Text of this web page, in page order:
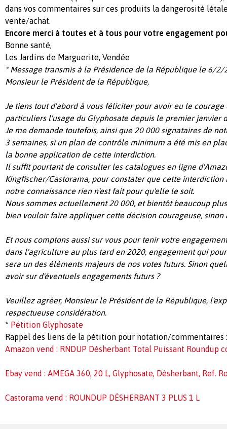
dans vos commentaires sur ces produits la dangerosité
vente/achat.
Encore merci à toutes et à tous pour votre engagement
Bonne santé,
Les Jardins de Marguerite, Vendée
* Message transmis à la Présidence de la République le 6/2/
Monsieur le Président de la République,
Je tiens tout d'abord à vous féliciter pour avoir eu le
particuliers l'usage du Glyphosate depuis le premier janvier
Je me demande toutefois, ainsi que 20 000 signataires de
3 semaines, si un plan de contrôle minimum a été mis en
la bonne application de cette interdiction.
Il suffit pourtant de consulter les catalogues en ligne
Kingfischer/Castorama, pour constater que cette interdiction
notre connaissance rien n'est fait pour qu'elle le soit.
Nous sommes actuellement 20 000, et bientôt beaucoup
bien vouloir faire appliquer cette décision courageuse, sinon
Et nous comptons aussi sur vous pour tenir votre
dans l'agriculture au plus tard en 2020, engagement qui
sera un des éléments majeurs de nos votes futurs. Sinon
avoir sur d'éventuels engagements futurs ?
Veuillez agréer, Monsieur le Président de la République,
respectueuse considération.
* Pétition Glyphosate
Rappel des liens de la pétition pour notation/commentaires :
Amazon vend : RNDUP Désherbant Total Puissant Roundup
Ebay vend : AMEGA 360, 20 L, Glyphosate, Désherbant, Ref.
Castorama vend : ROUNDUP DÉSHERBANT 3 PLUS 1 L